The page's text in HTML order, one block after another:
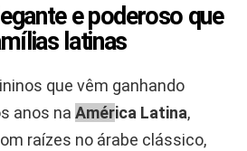
e poderoso que
latinas
que vêm ganhando
anos na América Latina,
raízes no árabe clássico,